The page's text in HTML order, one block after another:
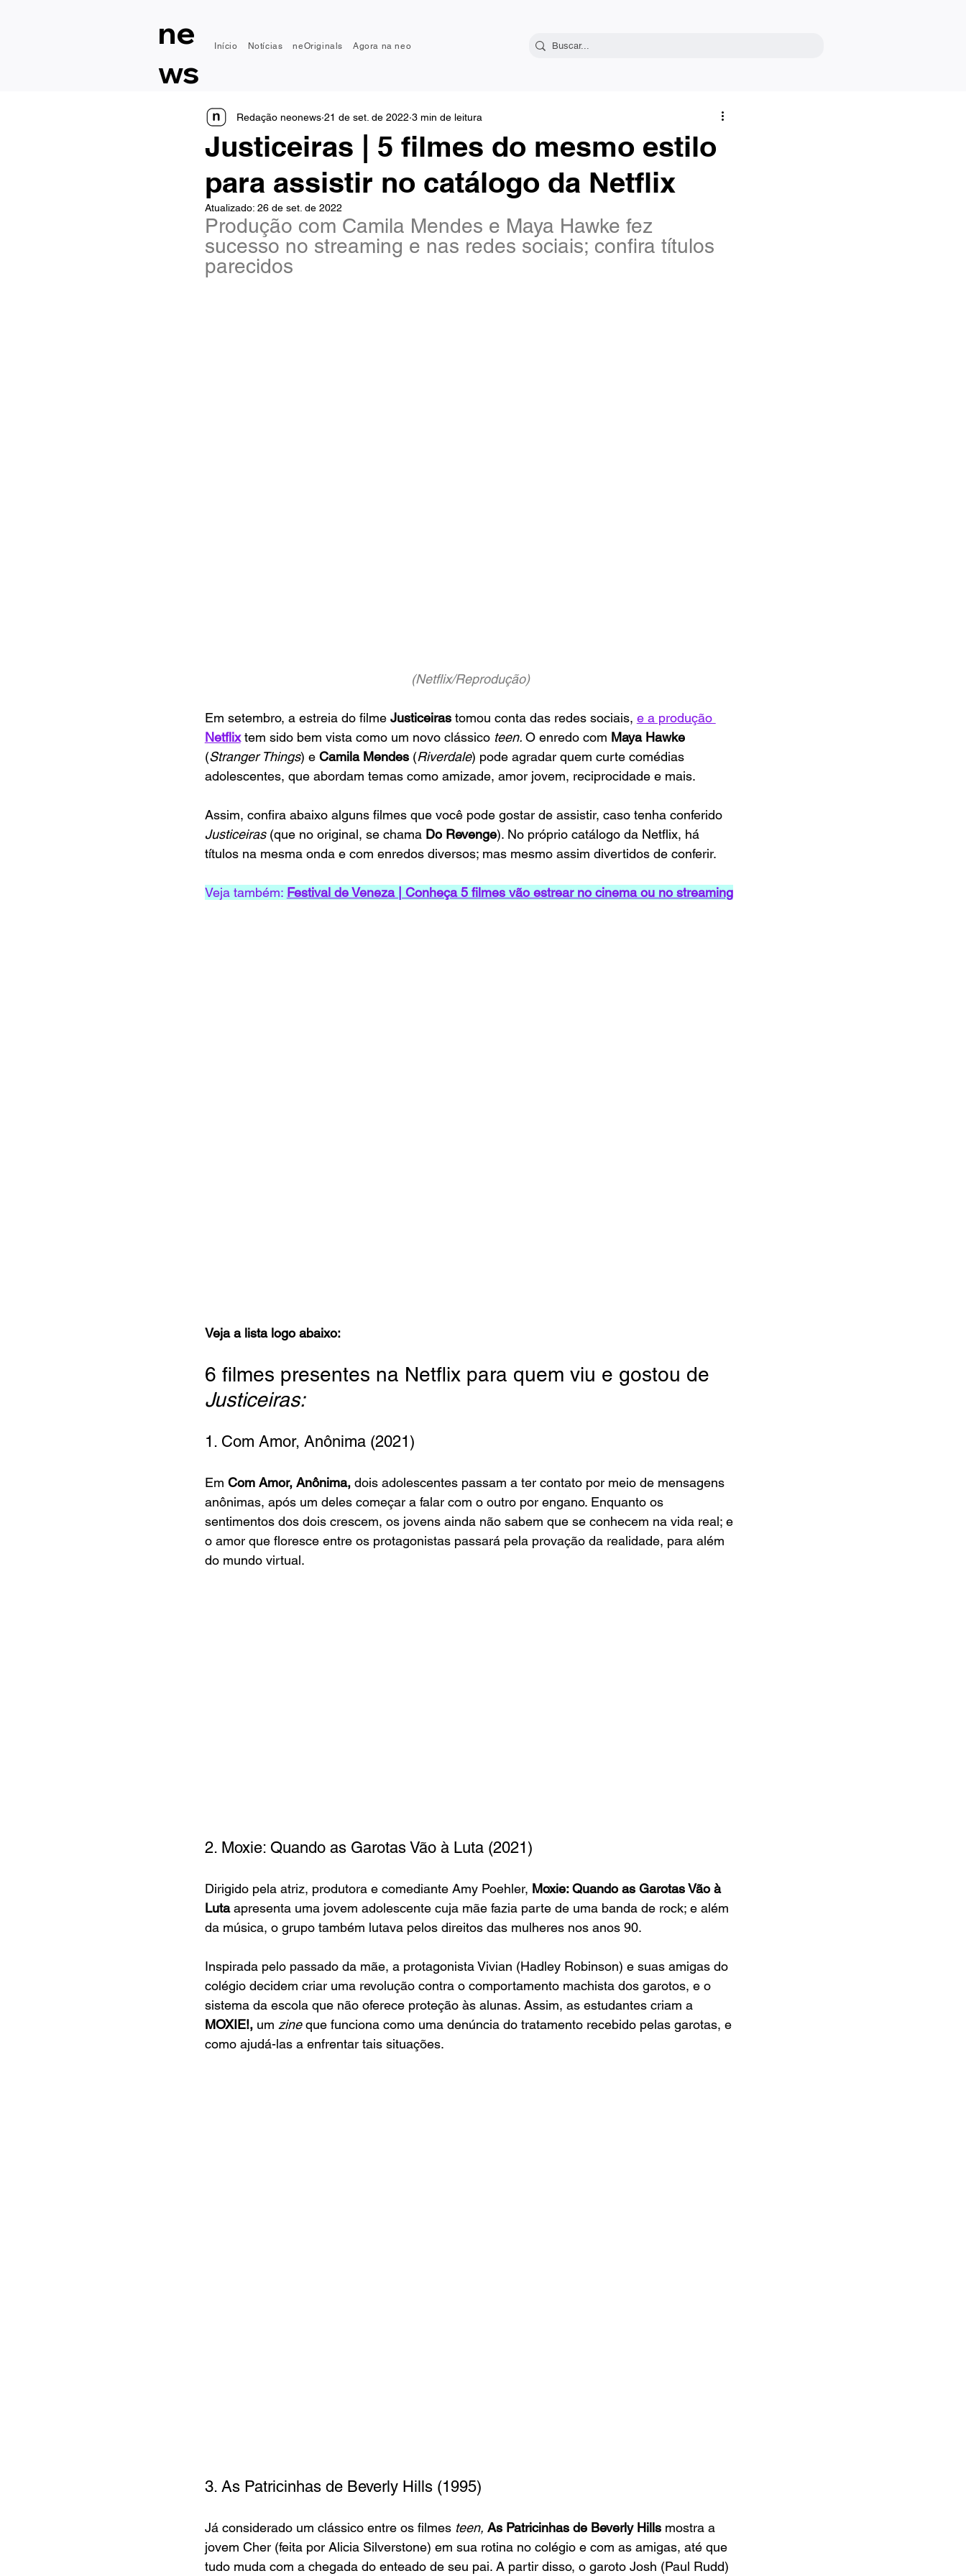
ne
ws
Início Notícias neOriginals Agora na neo
Justiceiras | 5 filmes do mesmo estilo
para assistir no catálogo da Netflix
Redação neonews 21 de set. de 2022 3 min de leitura
Atualizado: 26 de set. de 2022
Produção com Camila Mendes e Maya Hawke fez
sucesso no streaming e nas redes sociais; confira títulos
parecidos
(Netflix/Reprodução)
Em setembro, a estreia do filme Justiceiras tomou conta das redes sociais, e a produção
Netflix tem sido bem vista como um novo clássico teen. O enredo com Maya Hawke
(Stranger Things) e Camila Mendes (Riverdale) pode agradar quem curte comédias
adolescentes, que abordam temas como amizade, amor jovem, reciprocidade e mais.
Assim, confira abaixo alguns filmes que você pode gostar de assistir, caso tenha conferido
Justiceiras (que no original, se chama Do Revenge). No próprio catálogo da Netflix, há
títulos na mesma onda e com enredos diversos; mas mesmo assim divertidos de conferir.
Veja também: Festival de Veneza | Conheça 5 filmes vão estrear no cinema ou no streaming
Veja a lista logo abaixo:
6 filmes presentes na Netflix para quem viu e gostou de
Justiceiras:
1. Com Amor, Anônima (2021)
Em Com Amor, Anônima, dois adolescentes passam a ter contato por meio de mensagens
anônimas, após um deles começar a falar com o outro por engano. Enquanto os
sentimentos dos dois crescem, os jovens ainda não sabem que se conhecem na vida real; e
o amor que floresce entre os protagonistas passará pela provação da realidade, para além
do mundo virtual.
2. Moxie: Quando as Garotas Vão à Luta (2021)
Dirigido pela atriz, produtora e comediante Amy Poehler, Moxie: Quando as Garotas Vão à
Luta apresenta uma jovem adolescente cuja mãe fazia parte de uma banda de rock; e além
da música, o grupo também lutava pelos direitos das mulheres nos anos 90.
Inspirada pelo passado da mãe, a protagonista Vivian (Hadley Robinson) e suas amigas do
colégio decidem criar uma revolução contra o comportamento machista dos garotos, e o
sistema da escola que não oferece proteção às alunas. Assim, as estudantes criam a
MOXIE!, um zine que funciona como uma denúncia do tratamento recebido pelas garotas, e
como ajudá-las a enfrentar tais situações.
3. As Patricinhas de Beverly Hills (1995)
Já considerado um clássico entre os filmes teen, As Patricinhas de Beverly Hills mostra a
jovem Cher (feita por Alicia Silverstone) em sua rotina no colégio e com as amigas, até que
tudo muda com a chegada do enteado de seu pai. A partir disso, o garoto Josh (Paul Rudd)